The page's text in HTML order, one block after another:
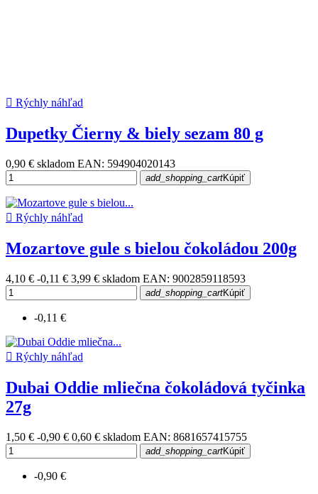
 Rýchly náhľad
Dupetky Čierny & biely sezam 80 g
0,90 € skladom EAN: 594904020143
add_shopping_cartKúpiť
 Rýchly náhľad
Mozartove gule s bielou čokoládou 200g
4,10 € -0,11 € 3,99 € skladom EAN: 9002859118593
add_shopping_cartKúpiť
-0,11 €
 Rýchly náhľad
Dubai Oddie mliečna čokoládová tyčinka
27g
1,50 € -0,90 € 0,60 € skladom EAN: 8681657415755
add_shopping_cartKúpiť
-0,90 €